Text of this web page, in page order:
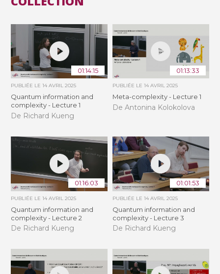
01:14:15
PUBLIÉE LE14 AVRIL 2025
Quantum information and
complexity - Lecture 1
De Richard Kueng
01:13:33
PUBLIÉE LE 14 AVRIL 2025
Meta-complexity - Lecture 1
De Antonina Kolokolova
01:16:03
PUBLIÉE LE14 AVRIL 2025
Quantum information and
complexity - Lecture 2
De Richard Kueng
01:01:53
PUBLIÉE LE 14 AVRIL 2025
Quantum information and
complexity - Lecture 3
De Richard Kueng